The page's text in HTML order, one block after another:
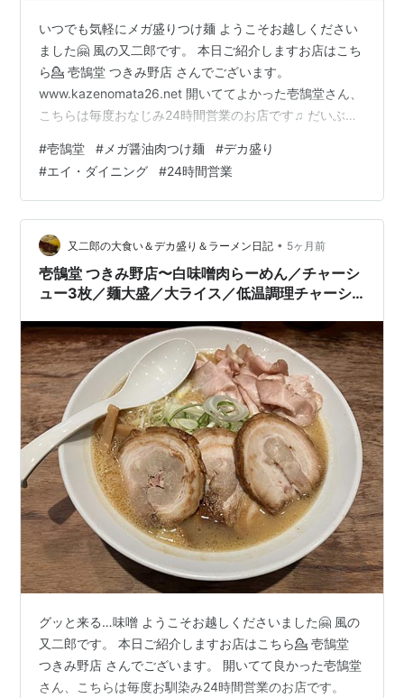
いつでも気軽にメガ盛りつけ麺 ようこそお越しください
ました🤗 風の又二郎です。 本日ご紹介しますお店はこち
ら💁 壱鵠堂 つきみ野店 さんでございます。
www.kazenomata26.net 開いててよかった壱鵠堂さん、
こちらは毎度おなじみ24時間営業のお店です♫ だいぶ暖
い気分でしたので、本日のオーダーはこちら💁‍♀️ メガ醤油
肉つけ麺スペシャル ¥1270のところ、アプリクーポン使
用で¥1120のお支払い💰 獲得ポイント数に応じた値引き
クーポンに加え、アンケート回答で毎回¥30引きクーポ
ンがもらえるので、壱鵠堂さんのアプリはめちゃくちゃ
重…
#壱鵠堂 #メガ醤油肉つけ麺 #デカ盛り
#エイ・ダイニング #24時間営業
又二郎の大食い＆デカ盛り＆ラーメン日記 • 5ヶ月前
壱鵠堂 つきみ野店〜白味噌肉らーめん／チャーシ
ュー3枚／麺大盛／大ライス／低温調理チャーシ
イ・ダイニング／ゼンショーHD〜
グッと来る…味噌 ようこそお越しくださいました🤗 風の
又二郎です。 本日ご紹介しますお店はこちら💁 壱鵠堂
つきみ野店 さんでございます。 開いてて良かった壱鵠堂
さん、こちらは毎度お馴染み24時間営業のお店です。